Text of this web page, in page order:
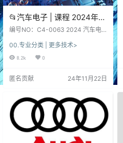
📂汽车电子 | 课程 2024年
汽车电气电控故障诊断大师
电气电路 故障案例 发动机]
编号NO：C4-0063 2024 汽车电
气电路 故障案例 发动机 简 介 说 明
[Information] 汽修专业-百万级体验
课！ 名师课程助推，自学勿传！ 查
气电路 故障案例 发动机 资料详细目
姆定律(理论+实操)…
00.专业分类 | 更多技术>
8.2k 0
匿名贡献 24年11月22日